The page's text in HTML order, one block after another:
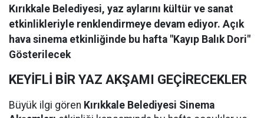
Kırıkkale Belediyesi, yaz aylarını kültür ve sanat
etkinlikleriyle renklendirmeye devam ediyor. Açık
hava sinema etkinliğinde bu hafta "Kayıp Balık Dori"
Gösterilecek
KEYİFLİ BİR YAZ AKŞAMI GEÇİRECEKLER
Büyük ilgi gören Kırıkkale Belediyesi Sinema